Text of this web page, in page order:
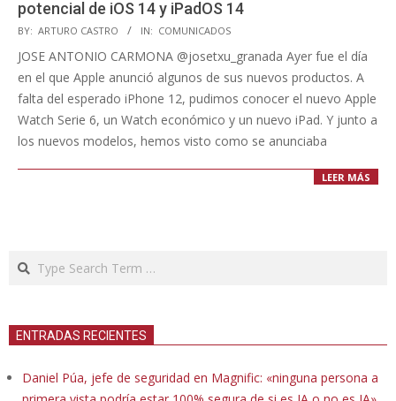
potencial de iOS 14 y iPadOS 14
2020-
09-
BY: ARTURO CASTRO IN: COMUNICADOS
JOSE ANTONIO CARMONA @josetxu_granada Ayer fue el día
en el que Apple anunció algunos de sus nuevos productos. A
falta del esperado iPhone 12, pudimos conocer el nuevo Apple
Watch Serie 6, un Watch económico y un nuevo iPad. Y junto a
los nuevos modelos, hemos visto como se anunciaba
LEER MÁS
Search
ENTRADAS RECIENTES
Daniel Púa, jefe de seguridad en Magnific: «ninguna persona a